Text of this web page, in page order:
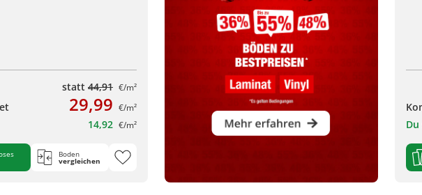
statt 44,91 €/m²
29,99 €/m²
14,92 €/m²
Boden
vergleichen